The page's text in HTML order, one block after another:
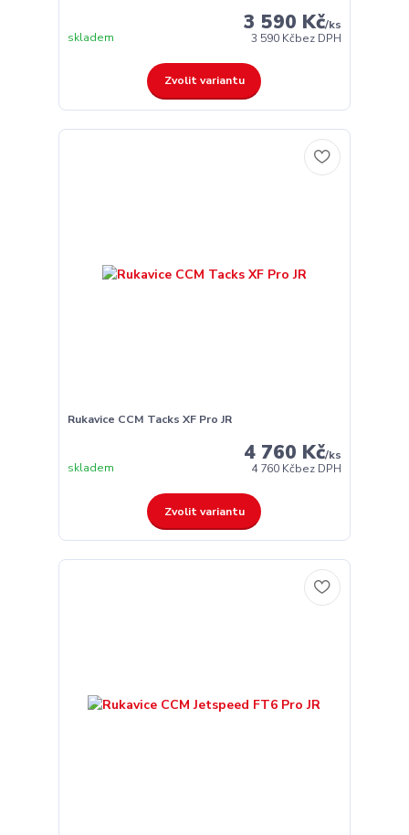
3 590 Kč/ks
3 590 Kčbez DPH
skladem
Zvolit variantu
Rukavice CCM Tacks XF Pro JR
4 760 Kč/ks
4 760 Kčbez DPH
skladem
Zvolit variantu